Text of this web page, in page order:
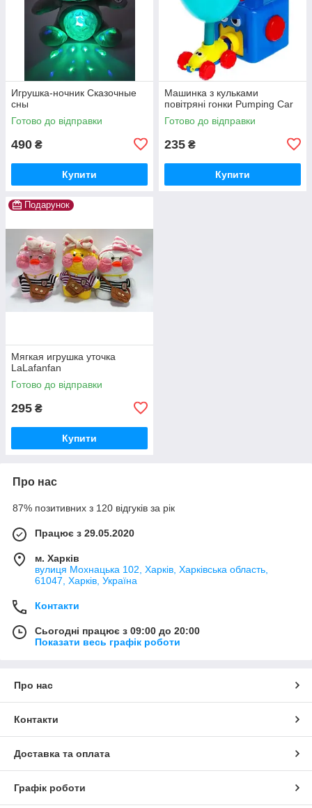
Игрушка-ночник Сказочные
сны
Готово до відправки
490 ₴
Купити
Машинка з кульками
повітряні гонки Pumping Car
Готово до відправки
235 ₴
Купити
Подарунок
Мягкая игрушка уточка
LaLafanfan
Готово до відправки
295 ₴
Купити
Про нас
87% позитивних з 120 відгуків за рік
Працює з 29.05.2020
м. Харків
вулиця Мохнацька 102, Харків, Харківська область,
61047, Харків, Україна
Контакти
Сьогодні працює з 09:00 до 20:00
Показати весь графік роботи
Про нас
Контакти
Доставка та оплата
Графік роботи